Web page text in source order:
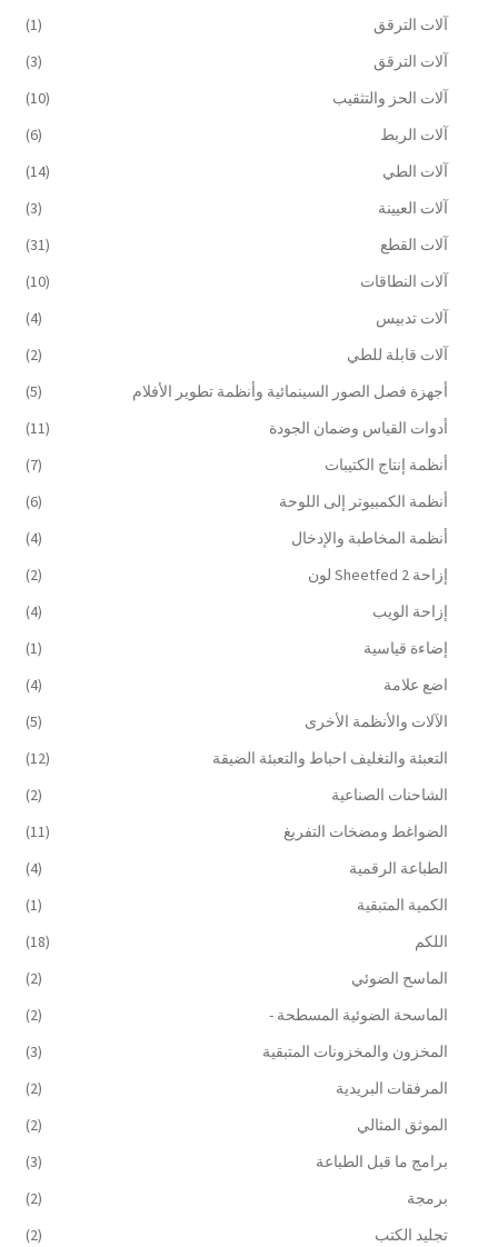
آلات الترقق
(1)
آلات الترقق
(3)
آلات الحز والتثقيب
(10)
آلات الربط
(6)
آلات الطي
(14)
آلات العيينة
(3)
آلات القطع
(31)
آلات النطاقات
(10)
آلات تدبيس
(4)
آلات قابلة للطي
(2)
أجهزة فصل الصور السينمائية وأنظمة تطوير الأفلام
(5)
أدوات القياس وضمان الجودة
(11)
أنظمة إنتاج الكتيبات
(7)
أنظمة الكمبيوتر إلى اللوحة
(6)
أنظمة المخاطبة والإدخال
(4)
إزاحة Sheetfed 2 لون
(2)
إزاحة الويب
(4)
إضاءة قياسية
(1)
اضع علامة
(4)
الآلات والأنظمة الأخرى
(5)
التعبئة والتغليف احباط والتعبئة الضيقة
(12)
الشاحنات الصناعية
(2)
الضواغط ومضخات التفريغ
(11)
الطباعة الرقمية
(4)
الكمية المتبقية
(1)
اللكم
(18)
الماسح الضوئي
(2)
الماسحة الضوئية المسطحة -
(2)
المخزون والمخزونات المتبقية
(3)
المرفقات البريدية
(2)
الموثق المثالي
(2)
برامج ما قبل الطباعة
(3)
برمجة
(2)
تجليد الكتب
(2)